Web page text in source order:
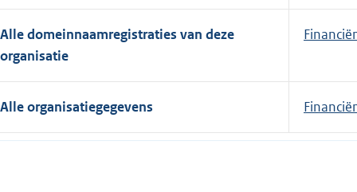
t
e
l
i
Alle domeinnaamregistraties van deze
organisatie
Alle organisatiegegevens